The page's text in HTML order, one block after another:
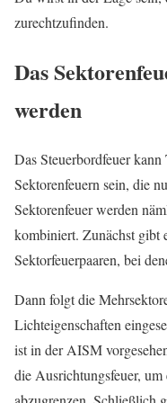
zurechtzufinden.
Das
werden
Das Steuerbordfeuer
Sektorenfeuern sein, die
Sektorenfeuer werden
kombiniert. Zunächst gibt
Sektorfeuerpaaren, bei
Dann folgt die
Lichteigenschaften
ist in der AISM
die Ausrichtungsfeuer,